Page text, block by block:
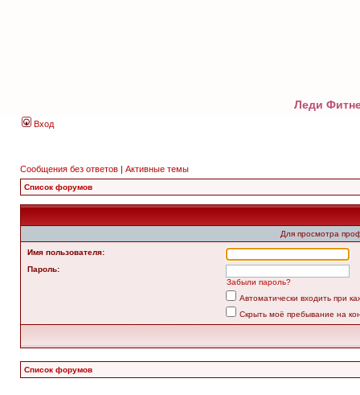
Леди
Вход
Сообщения без ответов | Активные темы
Список форумов
Для просмотра
Имя пользователя:
Пароль:
Забыли пароль?
Автоматически входить при
Скрыть моё пребывание на
Список форумов